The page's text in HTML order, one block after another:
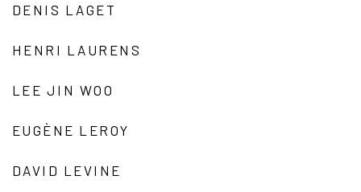
DENIS LAGET
HENRI LAURENS
LEE JIN WOO
EUGÈNE LEROY
DAVID LEVINE